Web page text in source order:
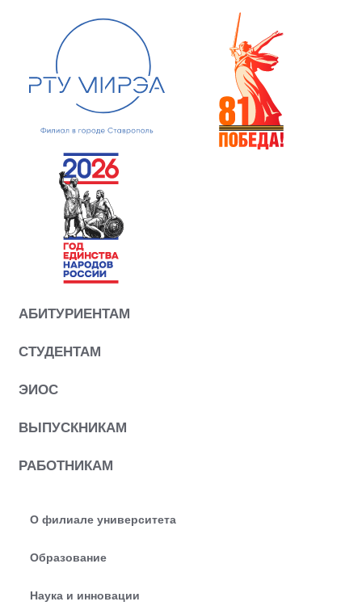
АБИТУРИЕНТАМ
СТУДЕНТАМ
ЭИОС
ВЫПУСКНИКАМ
РАБОТНИКАМ
О филиале университета
Образование
Наука и инновации